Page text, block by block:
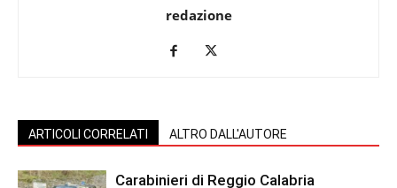
redazione
ARTICOLI CORRELATI ALTRO DALL'AUTORE
Carabinieri di Reggio Calabria